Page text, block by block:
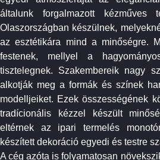
általunk forgalmazott kézműves
Olaszországban készülnek,
az esztétikára mind a minőségre.
festenek, mellyel a
tisztelegnek. Szakembereik nagy
alkotják meg a formák és színek
modelljeiket. Ezek összességének
tradícionális kézzel készült
eltérnek az ipari termelés
készített dekoráció egyedi és testre
A cég azóta is folyamatosan